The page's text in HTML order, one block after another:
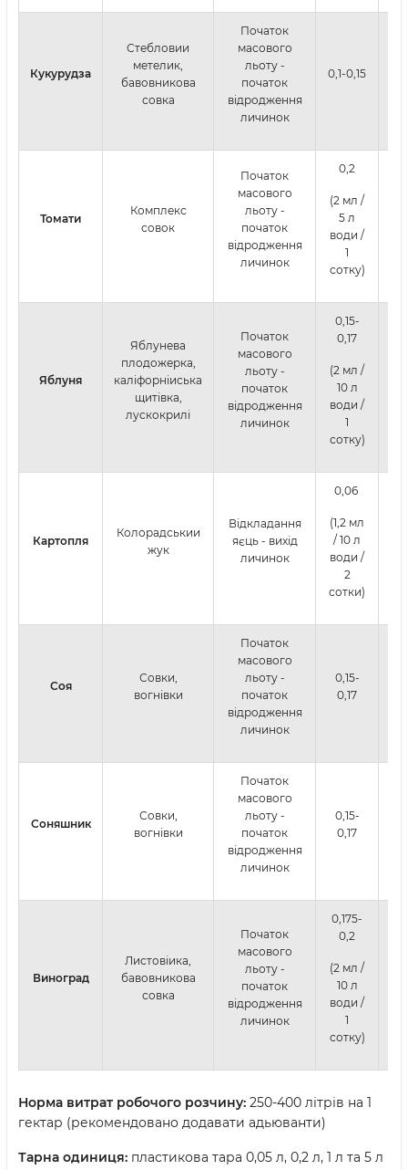
Кукурудза
Стебловии
метелик,
бавовникова
совка
Початок
масового
льоту -
початок
відродження
личинок
0,1-0,15
Томати
Комплекс
совок
Початок
масового
льоту -
початок
відродження
личинок
0,2
(2 мл /
5 л
води /
1
сотку)
Яблуня
Яблунева
плодожерка,
каліфорніиська
щитівка,
лускокрилі
Початок
масового
льоту -
початок
відродження
личинок
0,15-
0,17
(2 мл /
10 л
води /
1
сотку)
Картопля
Колорадськии
жук
Відкладання
яєць - вихід
личинок
0,06
(1,2 мл
/ 10 л
води /
2
сотки)
Соя
Совки,
вогнівки
Початок
масового
льоту -
початок
відродження
личинок
0,15-
0,17
Соняшник
Совки,
вогнівки
Початок
масового
льоту -
початок
відродження
личинок
0,15-
0,17
Виноград
Листовіика,
бавовникова
совка
Початок
масового
льоту -
початок
відродження
личинок
0,175-
0,2
(2 мл /
10 л
води /
1
сотку)
Норма витрат робочого розчину: 250-400 літрів на 1
гектар (рекомендовано додавати адьюванти)
Тарна одиниця: пластикова тара 0,05 л, 0,2 л, 1 л та 5 л